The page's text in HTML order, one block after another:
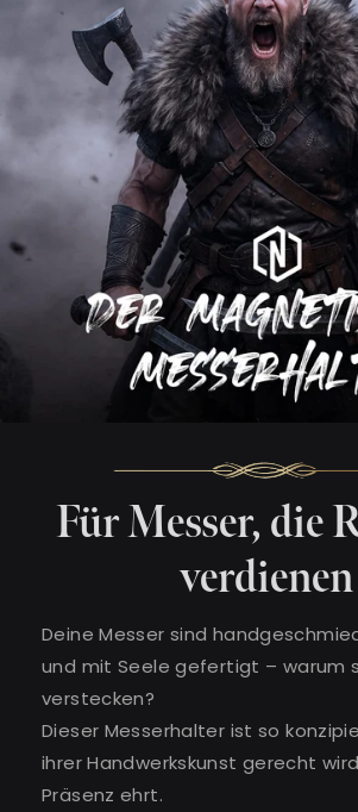
Für Messer, die
verdienen
Deine Messer sind
und mit Seele gefertigt – warum
verstecken?
Dieser Messerhalter ist so
ihrer Handwerkskunst gerecht
Präsenz ehrt.